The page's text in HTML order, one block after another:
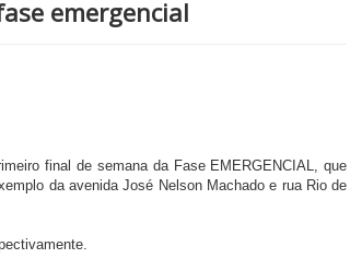
emergencial
final de semana da Fase EMERGENCIAL, que
da avenida José Nelson Machado e rua Rio de